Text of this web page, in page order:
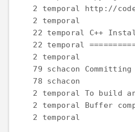
2 temporal http://
    2 temporal
22 temporal C++
22 temporal
    2 temporal
79 schacon Committing
    78 schacon
2 temporal To build
2 temporal Buffer
    2 temporal